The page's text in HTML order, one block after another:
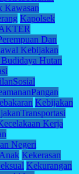
Kawasan
Kapolsek
Dan
Kebijakan
Hutan
Kebijakan
Kerja
Negeri
Kekerasan
Kekurangan